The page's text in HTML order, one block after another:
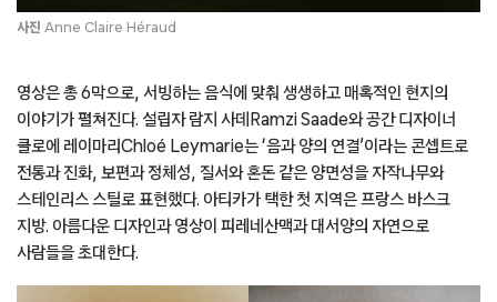
사진 Anne Claire Héraud
영상은 총 6막으로, 서빙하는 음식에 맞춰 생생하고 매혹적인 현지의
이야기가 펼쳐진다. 설립자 람지 사데Ramzi Saade와 공간 디자이너
클로에 레이마리Chloé Leymarie는 ‘음과 양의 연결’이라는 콘셉트로
전통과 진화, 보편과 정체성, 질서와 혼돈 같은 양면성을 자작나무와
스테인리스 스틸로 표현했다. 아티카가 택한 첫 지역은 프랑스 바스크
지방. 아름다운 디자인과 영상이 피레네산맥과 대서양의 자연으로
사람들을 초대한다.